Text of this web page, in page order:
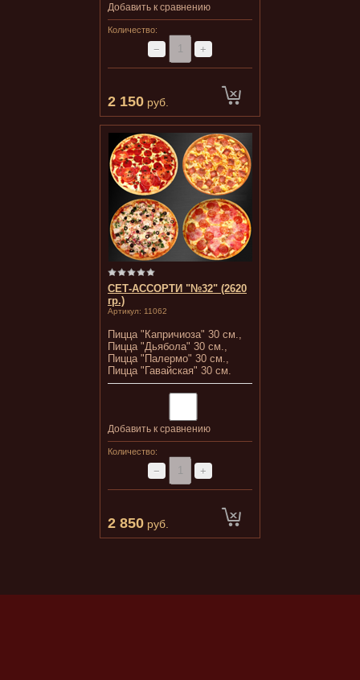
Добавить к сравнению
Количество:
− +
2 150 руб.
СЕТ-АССОРТИ "№32" (2620
гр.)
Артикул: 11062
Пицца "Капричиоза" 30 см.,
Пицца "Дьябола" 30 см.,
Пицца "Палермо" 30 см.,
Пицца "Гавайская" 30 см.
Добавить к сравнению
Количество:
− +
2 850 руб.